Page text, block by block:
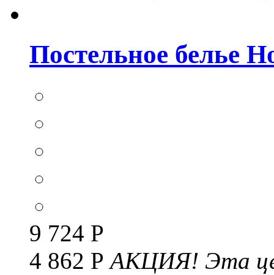
Постельное белье
9 724 Р
4 862 РАКЦИЯ! Эта